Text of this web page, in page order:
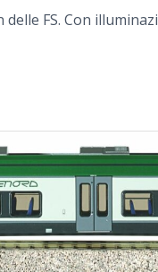
delle FS. Con